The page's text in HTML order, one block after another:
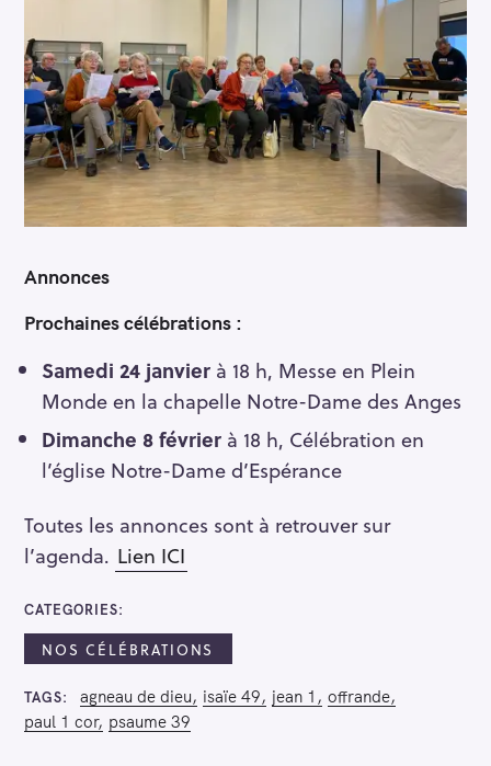
Annonces
Prochaines célébrations :
Samedi 24 janvierà 18 h, Messe en Plein
Monde en la chapelle Notre-Dame des Anges
Dimanche 8 févrierà 18 h, Célébration en
l’église Notre-Dame d’Espérance
Toutes les annonces sont à retrouver sur
l’agenda. Lien ICI
CATEGORIES
NOS CÉLÉBRATIONS
TAGS agneau de dieu isaïe 49 jean 1
offrande
paul 1 cor psaume 39